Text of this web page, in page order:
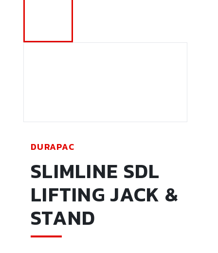
DURAPAC
SLIMLINE SDL
LIFTING JACK &
STAND